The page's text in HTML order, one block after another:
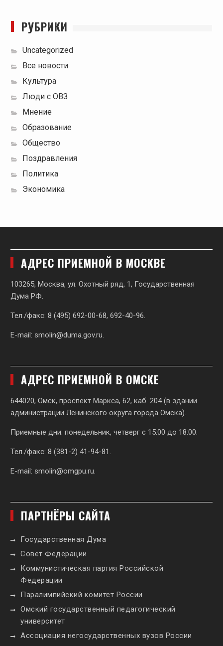
РУБРИКИ
Uncategorized
Все новости
Культура
Люди с ОВЗ
Мнение
Образование
Общество
Поздравления
Политика
Экономика
АДРЕС ПРИЕМНОЙ В МОСКВЕ
103265, Москва, ул. Охотный ряд, 1, Государственная
Дума РФ.
Тел./факс: 8 (495) 692-00-68, 692-40-96.
E-mail: smolin@duma.gov.ru
АДРЕС ПРИЕМНОЙ В ОМСКЕ
644020, Омск, проспект Маркса, 62, каб. 204 (в здании
администрации Ленинского округа города Омска).
Приемные дни: понедельник, четверг с 15:00 до 18:00.
Тел./факс: 8 (381-2) 41-94-81.
E-mail: smolin@omgpu.ru
ПАРТНЁРЫ САЙТА
Государственная Дума
Совет Федерации
Коммунистическая партия Российской
Федерации
Паралимпийский комитет России
Омский государственный педагогический
университет
Ассоциация негосударственных вузов России